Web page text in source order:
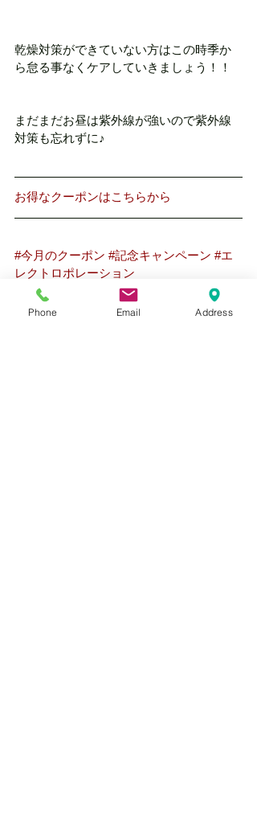
乾燥対策ができていない方はこの時季か
ら怠る事なくケアしていきましょう！！
まだまだお昼は紫外線が強いので紫外線
対策も忘れずに♪
お得なクーポンはこちらから
#今月のクーポン #記念キャンペーン #エ
レクトロポレーション
Phone Email Address